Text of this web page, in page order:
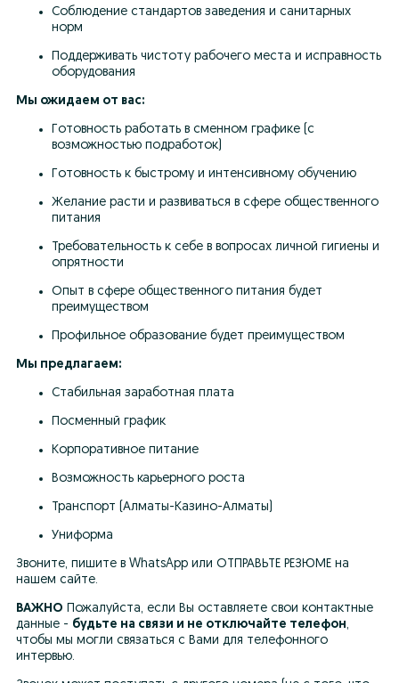
Соблюдение стандартов заведения и санитарных
норм
Поддерживать чистоту рабочего места и исправность
оборудования
Мы ожидаем от вас:
Готовность работать в сменном графике (с
возможностью подработок)
Готовность к быстрому и интенсивному обучению
Желание расти и развиваться в сфере общественного
питания
Требовательность к себе в вопросах личной гигиены и
опрятности
Опыт в сфере общественного питания будет
преимуществом
Профильное образование будет преимуществом
Мы предлагаем:
Стабильная заработная плата
Посменный график
Корпоративное питание
Возможность карьерного роста
Транспорт (Алматы-Казино-Алматы)
Униформа
Звоните, пишите в WhatsApp или ОТПРАВЬТЕ РЕЗЮМЕ на
нашем сайте.
ВАЖНО Пожалуйста, если Вы оставляете свои контактные
данные - будьте на связи и не отключайте телефон,
чтобы мы могли связаться с Вами для телефонного
интервью.